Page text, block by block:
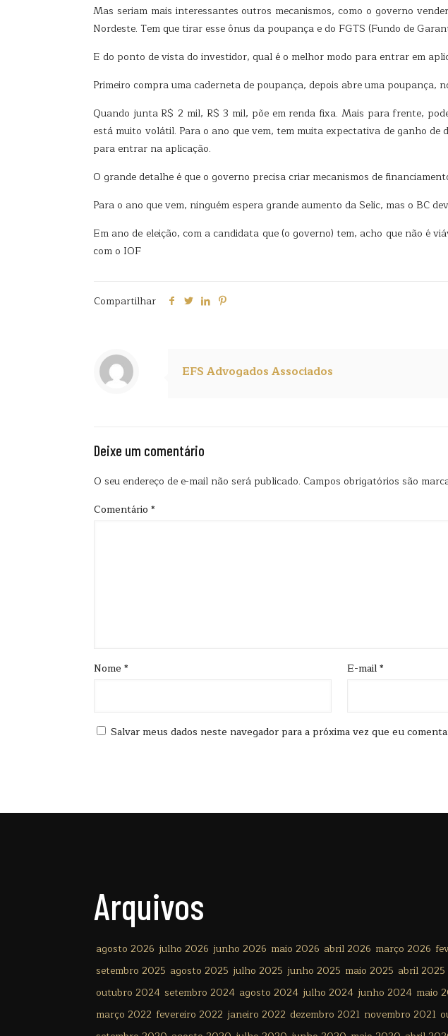
Mas seriam mais interessantes outros mecanismos, como o governo
Nordeste. Tem que tirar esse ônus da poupança e do FGTS (Fundo de
E do ponto de vista do investidor, qual é o melhor modo para entrar em
Primeiro compra uma caderneta de poupança, depois abre uma poupança,
Quando junta R$ 2 mil, R$ 3 mil, põe em renda fixa. Mais para frente,
está muito volátil. Para o ano que vem, tem muita expectativa de ganho
para entrar na aplicação.
O grande detalhe é que o governo precisa criar mecanismos de
Para o ano que vem, ninguém espera grande aumento da Selic, mas o BC
Em ano de eleição, com a candidata que (o governo) tem, acho que não é
com o IOF
Compartilhar
EFS Advogados Associados
Deixe um comentário
O seu endereço de e-mail não será publicado. Campos obrigatórios são
Comentário *
Nome * E-mail*
Salvar meus dados neste navegador para a próxima vez que eu
Arquivos
agosto 2026 julho 2026 junho 2026 maio 2026 abril 2026 março 2026
setembro 2025 agosto 2025 julho 2025 junho 2025 maio 2025 abril 2025
outubro 2024 setembro 2024 agosto 2024 julho 2024 junho 2024 maio
março 2022 fevereiro 2022 janeiro 2022 dezembro 2021 novembro 2021